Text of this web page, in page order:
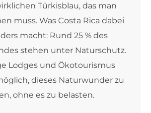
Türkisblau, das man
muss. Was Costa Rica dabei
macht: Rund 25 % des
stehen unter Naturschutz.
Lodges und Ökotourismus
dieses Naturwunder zu
ohne es zu belasten.